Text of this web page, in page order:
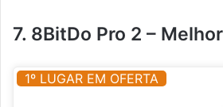
7. 8BitDo Pro 2 –
1º LUGAR EM OFERTA